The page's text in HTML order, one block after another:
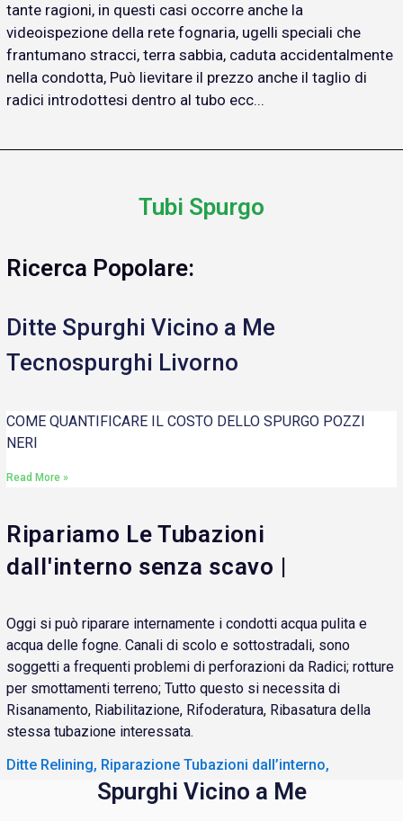
tante ragioni, in questi casi occorre anche la
videoispezione della rete fognaria, ugelli speciali che
frantumano stracci, terra sabbia, caduta accidentalmente
nella condotta, Può lievitare il prezzo anche il taglio di
radici introdottesi dentro al tubo ecc...
Tubi Spurgo
Ricerca Popolare:
Ditte Spurghi Vicino a Me
Tecnospurghi Livorno
COME QUANTIFICARE IL COSTO DELLO SPURGO POZZI
NERI
Read More »
Ripariamo Le Tubazioni
dall'interno senza scavo |
Oggi si può riparare internamente i condotti acqua pulita e
acqua delle fogne. Canali di scolo e sottostradali, sono
soggetti a frequenti problemi di perforazioni da Radici; rotture
per smottamenti terreno; Tutto questo si necessita di
Risanamento, Riabilitazione, Rifoderatura, Ribasatura della
stessa tubazione interessata.
Ditte Relining, Riparazione Tubazioni dall’interno,
Spurghi Vicino a Me